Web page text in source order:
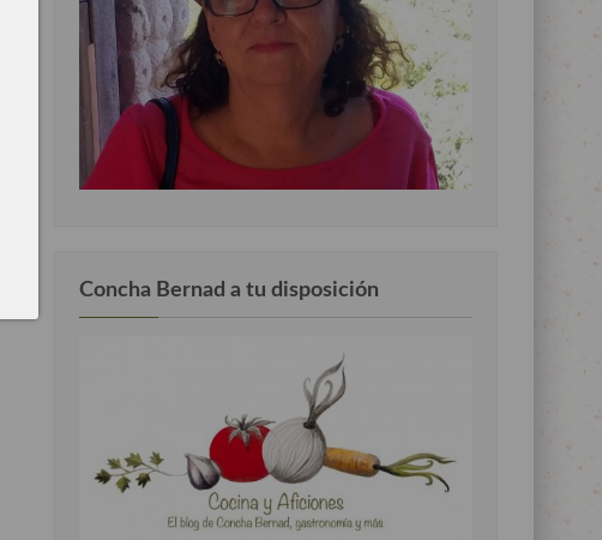
Concha Bernad a tu disposición